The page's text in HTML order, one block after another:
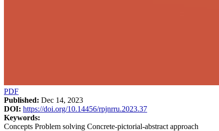
PDF
Published: Dec 14, 2023
DOI: https://doi.org/10.14456/rpjnrru.2023.37
Keywords:
Concepts Problem solving Concrete-pictorial-abstract approach